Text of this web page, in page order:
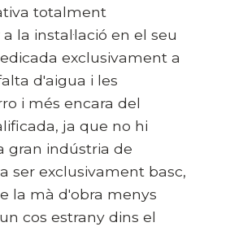
totalment
la instal·lació en el seu
exclusivament a
d'aigua i les
i més encara del
ja que no hi
gran indústria de
ser exclusivament basc,
la mà d'obra menys
cos estrany dins el